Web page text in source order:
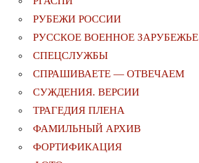
РУБЕЖИ РОССИИ
РУССКОЕ ВОЕННОЕ ЗАРУБЕЖЬЕ
СПЕЦСЛУЖБЫ
СПРАШИВАЕТЕ — ОТВЕЧАЕМ
СУЖДЕНИЯ. ВЕРСИИ
ТРАГЕДИЯ ПЛЕНА
ФАМИЛЬНЫЙ АРХИВ
ФОРТИФИКАЦИЯ